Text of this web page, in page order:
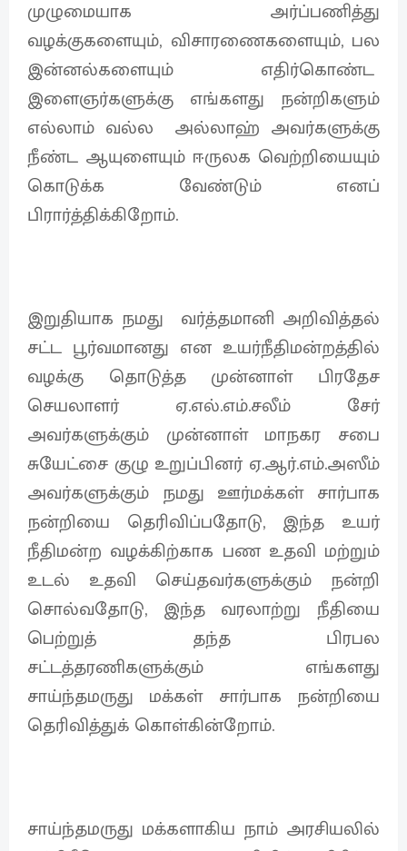
முழுமையாக அர்ப்பணித்து
வழக்குகளையும், விசாரணைகளையும், பல
இன்னல்களையும் எதிர்கொண்ட
இளைஞர்களுக்கு எங்களது நன்றிகளும்
எல்லாம் வல்ல அல்லாஹ் அவர்களுக்கு
நீண்ட ஆயுளையும் ஈருலக வெற்றியையும்
கொடுக்க வேண்டும் எனப்
பிரார்த்திக்கிறோம்.
இறுதியாக நமது வர்த்தமானி அறிவித்தல்
சட்ட பூர்வமானது என உயர்நீதிமன்றத்தில்
வழக்கு தொடுத்த முன்னாள் பிரதேச
செயலாளர் ஏ.எல்.எம்.சலீம் சேர்
அவர்களுக்கும் முன்னாள் மாநகர சபை
சுயேட்சை குழு உறுப்பினர் ஏ.ஆர்.எம்.அஸீம்
அவர்களுக்கும் நமது ஊர்மக்கள் சார்பாக
நன்றியை தெரிவிப்பதோடு, இந்த உயர்
நீதிமன்ற வழக்கிற்காக பண உதவி மற்றும்
உடல் உதவி செய்தவர்களுக்கும் நன்றி
சொல்வதோடு, இந்த வரலாற்று நீதியை
பெற்றுத் தந்த பிரபல
சட்டத்தரணிகளுக்கும் எங்களது
சாய்ந்தமருது மக்கள் சார்பாக நன்றியை
தெரிவித்துக் கொள்கின்றோம்.
சாய்ந்தமருது மக்களாகிய நாம் அரசியலில்